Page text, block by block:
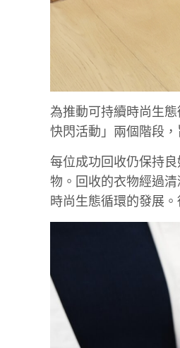
為推動可持續時尚生
快閃活動」兩個階段
每位成功回收仍保持
物。回收的衣物經過
時尚生態循環的發展